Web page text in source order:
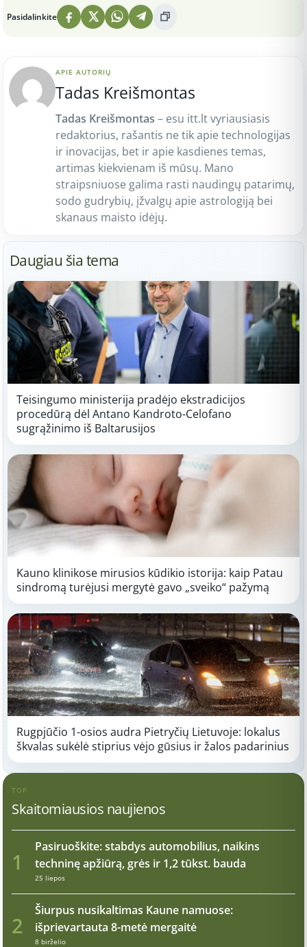
Pasidalinkite
APIE AUTORIŲ
Tadas Kreišmontas
Tadas Kreišmontas – esu itt.lt vyriausiasis
redaktorius, rašantis ne tik apie technologijas
ir inovacijas, bet ir apie kasdienes temas,
artimas kiekvienam iš mūsų. Mano
straipsniuose galima rasti naudingų patarimų,
sodo gudrybių, įžvalgų apie astrologiją bei
skanaus maisto idėjų.
Daugiau šia tema
Teisingumo ministerija pradėjo ekstradicijos
procedūrą dėl Antano Kandroto-Celofano
sugrąžinimo iš Baltarusijos
Kauno klinikose mirusios kūdikio istorija: kaip Patau
sindromą turėjusi mergytė gavo „sveiko“ pažymą
Rugpjūčio 1-osios audra Pietryčių Lietuvoje: lokalus
škvalas sukėlė stiprius vėjo gūsius ir žalos padarinius
TOP
Skaitomiausios naujienos
1
Pasiruoškite: stabdys automobilius, naikins
techninę apžiūrą, grės ir 1,2 tūkst. bauda
25 liepos
2
Šiurpus nusikaltimas Kaune namuose:
išprievartauta 8-metė mergaitė
8 birželio